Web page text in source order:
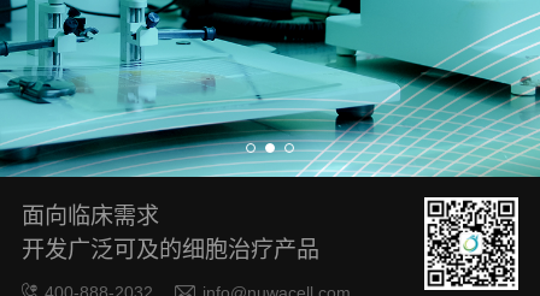
面向临床需求
开发广泛可及的细胞治疗产品
400-888-2032 info@nuwacell.com